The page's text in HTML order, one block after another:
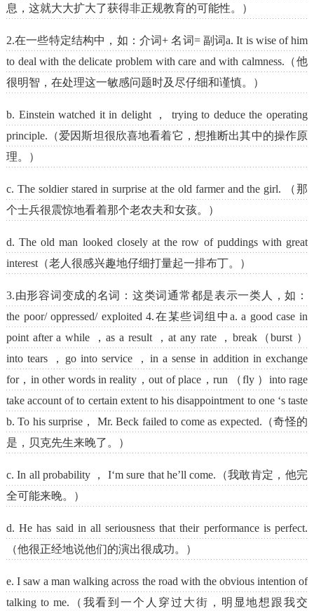
息，这就大大扩大了获得非正规教育的可能性。）
2.在一些特定结构中，如：介词+ 名词= 副词a. It is wise of him
to deal with the delicate problem with care and with calmness.（他
很明智，在处理这一敏感问题时及尽仔细和谨慎。）
b. Einstein watched it in delight ， trying to deduce the operating
principle.（爱因斯坦很欣喜地看着它，想推断出其中的操作原
理。）
c. The soldier stared in surprise at the old farmer and the girl. （那
个士兵很震惊地看着那个老农夫和女孩。）
d. The old man looked closely at the row of puddings with great
interest（老人很感兴趣地仔细打量起一排布丁。）
3.由形容词变成的名词：这类词通常都是表示一类人，如：
the poor/ oppressed/ exploited 4.在某些词组中a. a good case in
point after a while ，as a result ，at any rate ，break（burst ）
into tears ，go into service ，in a sense in addition in exchange
for，in other words in reality，out of place，run （fly ）into rage
take account of to certain extent to his disappointment to one ‘s taste
b. To his surprise， Mr. Beck failed to come as expected.（奇怪的
是，贝克先生来晚了。）
c. In all probability ， I‘m sure that he’ll come.（我敢肯定，他完
全可能来晚。）
d. He has said in all seriousness that their performance is perfect.
（他很正经地说他们的演出很成功。）
e. I saw a man walking across the road with the obvious intention of
talking to me.（我看到一个人穿过大街，明显地想跟我交